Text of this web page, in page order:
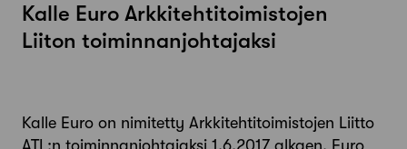
Kalle Euro Arkkitehtitoimistojen
Liiton toiminnanjohtajaksi
Kalle Euro on nimitetty Arkkitehtitoimistojen Liitto